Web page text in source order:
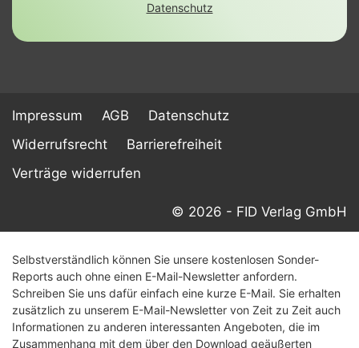
Datenschutz
Impressum AGB
Datenschutz
Widerrufsrecht
Barrierefreiheit
Verträge widerrufen
© 2026 - FID Verlag GmbH
Selbstverständlich können Sie unsere kostenlosen Sonder-
Reports auch ohne einen E-Mail-Newsletter anfordern.
Schreiben Sie uns dafür einfach eine kurze E-Mail. Sie erhalten
zusätzlich zu unserem E-Mail-Newsletter von Zeit zu Zeit auch
Informationen zu anderen interessanten Angeboten, die im
Zusammenhang mit dem über den Download geäußerten